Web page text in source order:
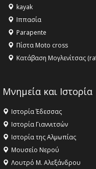
kayak
Ιππασία
Parapente
Πίστα Moto cross
Κατάβαση Μογλενίτσας
Μνημεία και Ιστορία
Ιστορία Έδεσσας
Ιστορία Γιαννιτσών
Ιστορία της Αλμωπίας
Μουσείο Νερού
Λουτρό Μ. Αλεξάνδρου